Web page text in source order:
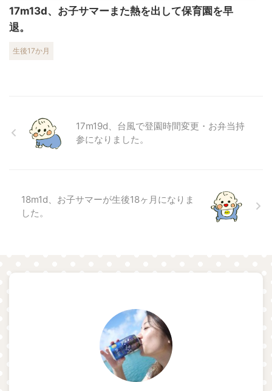
17m13d、お子サマーまた熱を出して保育園を早
退。
生後17か月
17m19d、台風で登園時間変更・お弁当持
参になりました。
18m1d、お子サマーが生後18ヶ月になりま
した。